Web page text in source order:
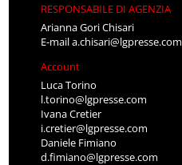
RESPONSABILE DI AGENZIA
Arianna Gori Chisari
E-maila.chisari@lgpresse.com
Account
Luca Torino
l.torino@lgpresse.com
Ivana Cretier
i.cretier@lgpresse.com
Daniele Fimiano
d.fimiano@lgpresse.com